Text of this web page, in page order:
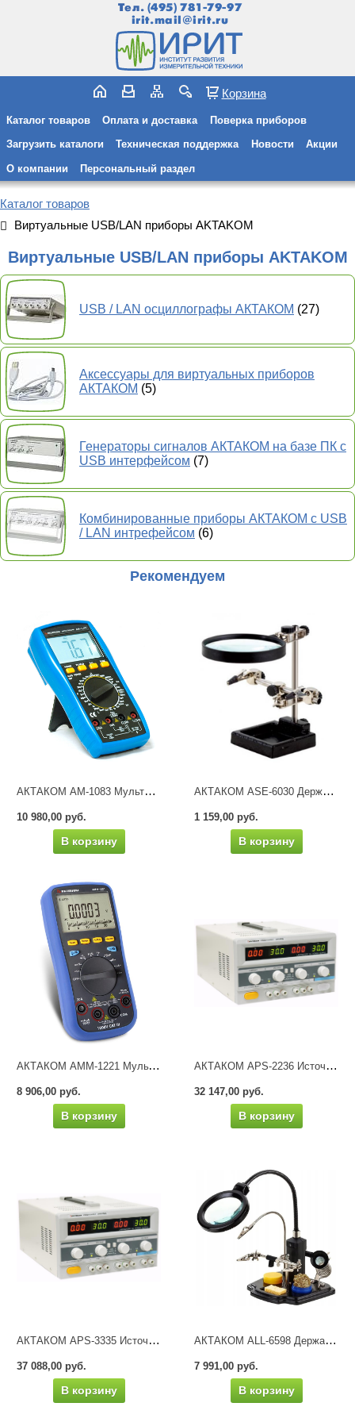
Тел. (495) 781-79-97
irit.mail@irit.ru
Корзина
Каталог товаров Оплата и доставка Поверка приборов
Загрузить каталоги Техническая поддержка Новости Акции
О компании Персональный раздел
Каталог товаров
Виртуальные USB/LAN приборы AKTAKOM
Виртуальные USB/LAN приборы AKTAKOM
USB / LAN осциллографы АКТАКОМ (27)
Аксессуары для виртуальных приборов
АКТАКОМ (5)
Генераторы сигналов АКТАКОМ на базе ПК с
USB интерфейсом (7)
Комбинированные приборы АКТАКОМ с USB
/ LAN интрефейсом (6)
Рекомендуем
АКТАКОМ АМ-1083 Мультиметр цифровой
10 980,00 руб.
В корзину
АКТАКОМ ASE-6030 Держатель платы с лупой
1 159,00 руб.
В корзину
АКТАКОМ АММ-1221 Мультиметр цифровой
8 906,00 руб.
В корзину
АКТАКОМ APS-2236 Источник питания
32 147,00 руб.
В корзину
АКТАКОМ APS-3335 Источник питания
37 088,00 руб.
В корзину
АКТАКОМ ALL-6598 Держатель платы с лупой и подсветкой
7 991,00 руб.
В корзину